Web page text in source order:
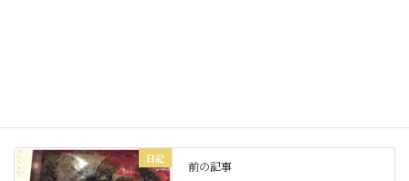
日記
前の記事